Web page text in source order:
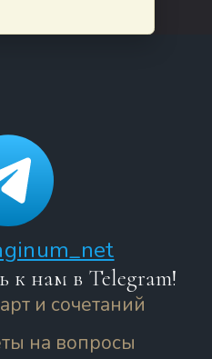
к нам в Telegram!
и сочетаний
на вопросы